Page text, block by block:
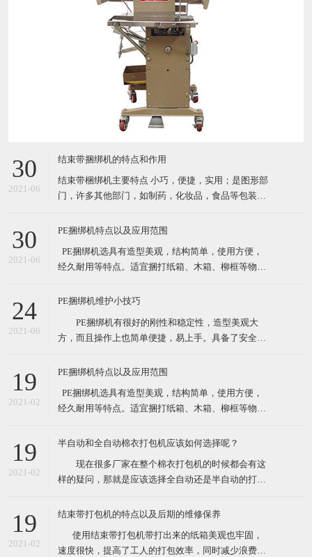
结束带捆绑机的特点和作用
结束带梱绑机主要特点 小巧，便捷，实用；是图形部
门，许多其他部门，如制药，化妆品，食品等包装产
品的理想选择. 自动缠绕循环 由PCB控制运行（PC
板） 通过自动照片眼（自动装置）开始循环；按按钮
或者脚踏 机器使用纸带或BOPP（最大宽度*长度：
30mm*150mm) 3种捆扎带松紧级别设置 结束带捆
PE捆绑机特点以及应用范围
​ PE捆绑机选具有造型美观，结构简单，使用方便，
经久耐用等特点。适宜捆打纸箱、木箱、柳框等物
件，特别适宜各类食品，纺织品、工艺品等的打包。
性较大的打包作业。 这款捆绑机有售价昂贵的自动
捆包机的电熔粘合效果，又可解决带钳的铁扣机捆
24
2021-06
PE捆绑机维护小技巧
PE捆绑机有很好的刚性和稳定性，造型美观大
方，而且操作上也简单便捷，易上手。具备了安全性
为PE捆绑机大大提高工作效率，减少了工作负担，节
约了人力运输费。 PE捆绑机广泛用于用于食品、
医药、五金、化工
19
2021-02
PE捆绑机特点以及应用范围
​ PE捆绑机选具有造型美观，结构简单，使用方便，
经久耐用等特点。适宜捆打纸箱、木箱、柳框等物
性较大的打包作业。 这款捆绑机有售价昂贵的自动
捆包机的电熔粘合效果，又可解决带钳的铁扣机捆
19
2021-02
半自动和全自动棉衣打包机应该如何选择呢？
现在很多厂家在整个棉衣打包机的时候都会有这
样的疑问，那就是应该选择全自动还是半自动的打包
规规矩矩的，导致最后打包的样子也不是特别规整，
另外的朋友觉得如果不选择全自动的打包机的话，很
有可能最后会造成比较严重
19
2021-02
结束带打包机的特点以及后期的维修保养
​ 使用结束带打包机带打出来的纸箱美观也牢固，
速度很快，提高了工人的打包效率，同时减少浪费，
打包、特别宽的物品以及加压打包。在高效率的自动
打包机中有着效率最
在线留言